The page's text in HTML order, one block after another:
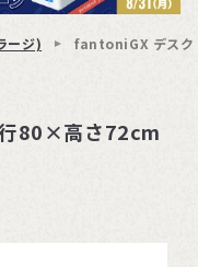
ージ) fantoniGX デスク
80×高さ72cm